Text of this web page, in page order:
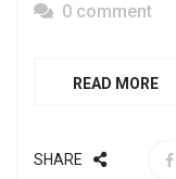
0 comment
READ MORE
SHARE